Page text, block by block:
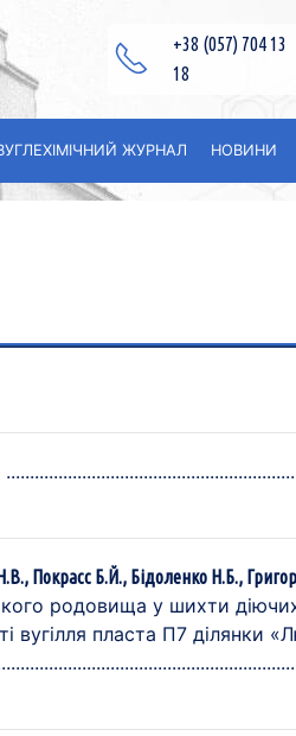
+38 (057) 704 13
18
ЖУРНАЛ НОВИНИ
Покрасс Б.Й., Бідоленко Н.Б.,
родовища у шихти
вугілля пласта П7 ділянки